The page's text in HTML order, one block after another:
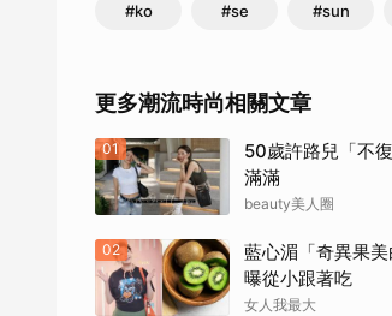
#ko #se #sun
更多潮流時尚相關文章
01
50歲許路兒「不
滿滿
beauty美人圈
02
藍心湄「奇異果
曝從小跟著吃
女人我最大